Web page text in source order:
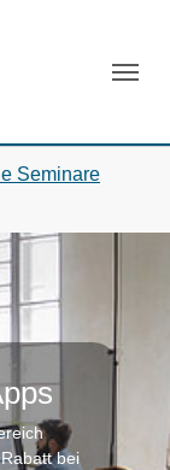
Seminare
bei